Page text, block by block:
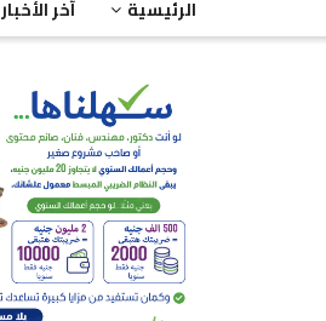
الرئيسية آخر الأخبار